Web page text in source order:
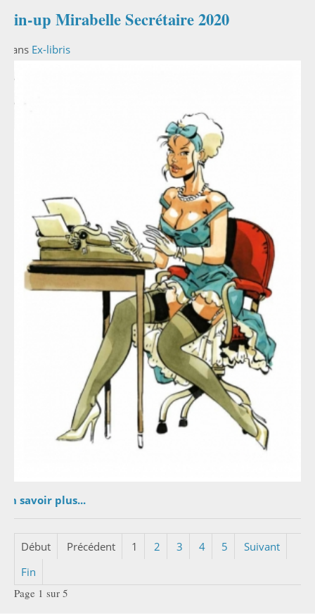
Pin-up Mirabelle Secrétaire 2020
Dans Ex-libris
En savoir plus...
Début Précédent 1 2 3 4 5
Suivant
Fin
Page 1 sur 5